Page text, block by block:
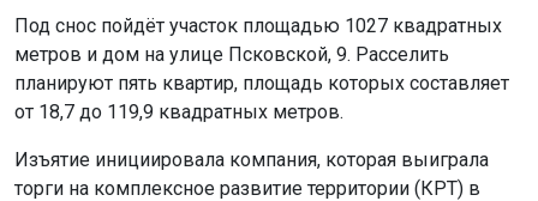
Под снос пойдёт участок площадью 1027 квадратных
метров и дом на улице Псковской, 9. Расселить
планируют пять квартир, площадь которых составляет
от 18,7 до 119,9 квадратных метров.
Изъятие инициировала компания, которая выиграла
торги на комплексное развитие территории (КРТ) в